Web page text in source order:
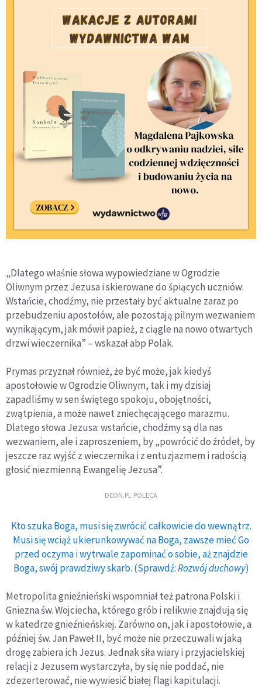
„Dlatego właśnie słowa wypowiedziane w Ogrodzie
Oliwnym przez Jezusa i skierowane do śpiących uczniów:
Wstańcie, chodźmy, nie przestały być aktualne zaraz po
przebudzeniu apostołów, ale pozostają pilnym wezwaniem
wynikającym, jak mówił papież, z ciągle na nowo otwartych
drzwi wieczernika” – wskazał abp Polak.
Prymas przyznał również, że być może, jak kiedyś
apostołowie w Ogrodzie Oliwnym, tak i my dzisiaj
zapadliśmy w sen świętego spokoju, obojętności,
zwątpienia, a może nawet zniechęcającego marazmu.
Dlatego słowa Jezusa: wstańcie, chodźmy są dla nas
wezwaniem, ale i zaproszeniem, by „powrócić do źródeł, by
jeszcze raz wyjść z wieczernika i z entuzjazmem i radością
głosić niezmienną Ewangelię Jezusa”.
DEON.PL POLECA
Kto szuka Boga, musi się zwrócić całkowicie do wewnątrz.
Musi się wciąż ukierunkowywać na Boga, zawsze mieć Go
przed oczyma i wytrwale zapominać o sobie, aż znajdzie
Boga, swój prawdziwy skarb. (Sprawdź:Rozwój duchowy)
Metropolita gnieźnieński wspomniał też patrona Polski i
Gniezna św. Wojciecha, którego grób i relikwie znajdują się
w katedrze gnieźnieńskiej. Zarówno on, jak i apostołowie, a
później św. Jan Paweł II, być może nie przeczuwali w jaką
drogę zabiera ich Jezus. Jednak siła wiary i przyjacielskiej
relacji z Jezusem wystarczyła, by się nie poddać, nie
zdezerterować, nie wywiesić białej flagi kapitulacji.